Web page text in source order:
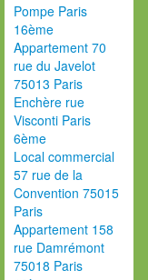
Pompe Paris
16ème
Appartement 70
rue du Javelot
75013 Paris
Enchère rue
Visconti Paris
6ème
Local commercial
57 rue de la
Convention 75015
Paris
Appartement 158
rue Damrémont
75018 Paris